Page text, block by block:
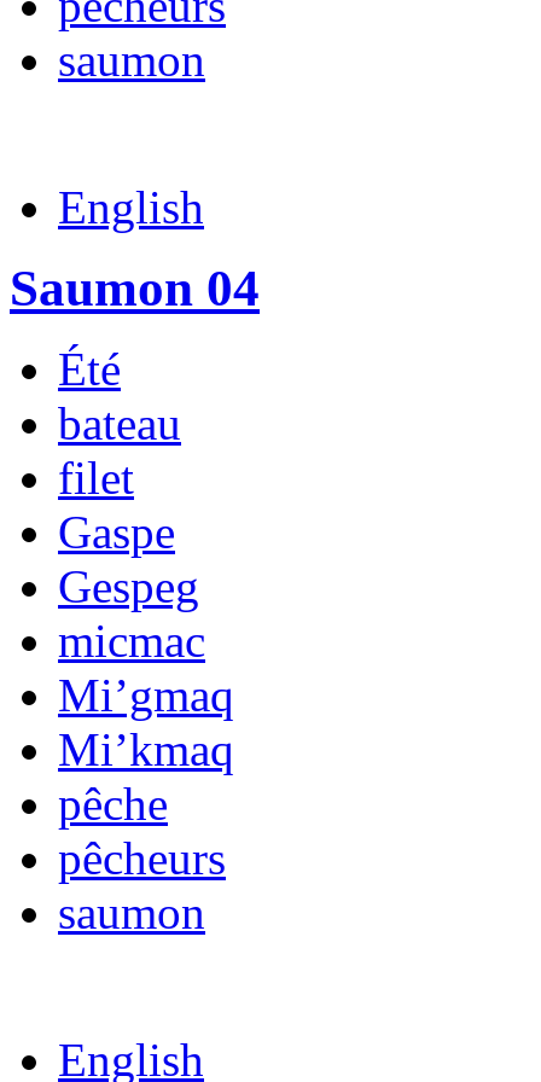
saumon
English
Saumon 04
Été
bateau
filet
Gaspe
Gespeg
micmac
Mi’gmaq
Mi’kmaq
pêche
pêcheurs
saumon
English